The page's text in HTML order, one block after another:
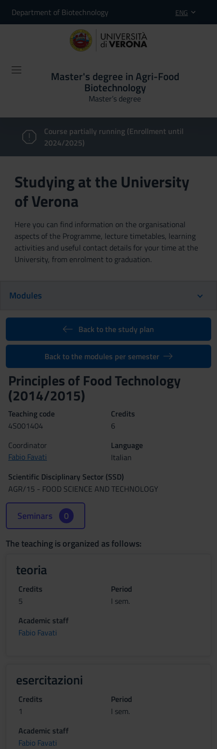
Department of Biotechnology ENG
Master's degree in Agri-Food
Biotechnology
Master’s degree
Course partially running (Enrollment until
2024/2025)
Studying at the University
of Verona
Here you can find information on the organisational
aspects of the Programme, lecture timetables, learning
activities and useful contact details for your time at the
University, from enrolment to graduation.
Modules
Back to the study plan
Back to the modules per semester
Principles of Food Technology
(2014/2015)
Teaching code
4S001404
Credits
6
Coordinator
Fabio Favati
Language
Italian
Scientific Disciplinary Sector (SSD)
AGR/15 - FOOD SCIENCE AND TECHNOLOGY
Seminars 0
The teaching is organized as follows:
teoria
Credits
5
Period
I sem.
Academic staff
Fabio Favati
esercitazioni
Credits
1
Period
I sem.
Academic staff
Fabio Favati